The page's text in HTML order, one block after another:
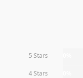
5 Stars
4 Stars